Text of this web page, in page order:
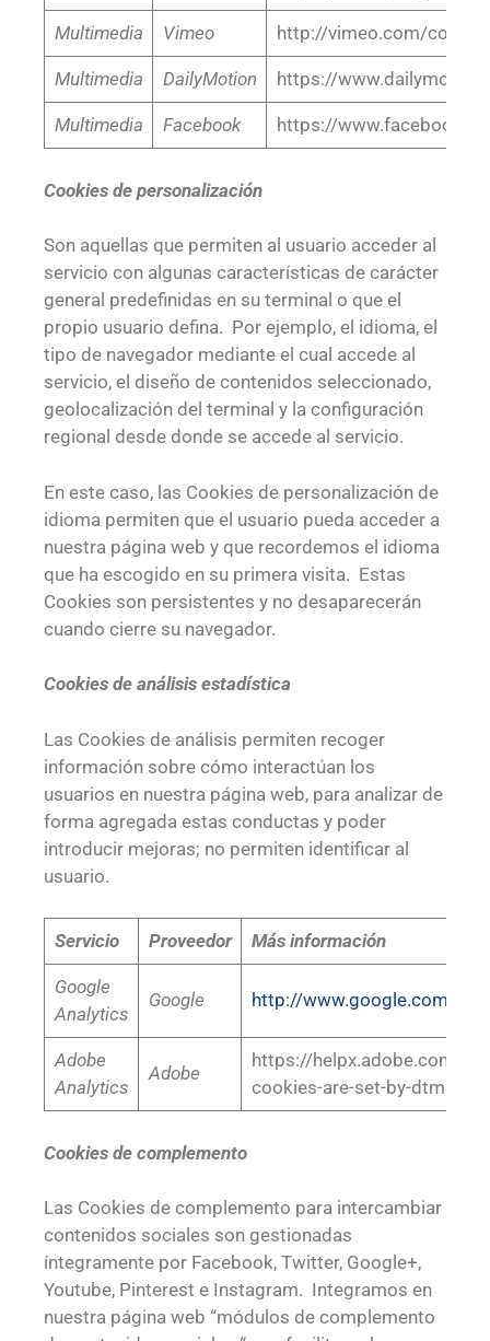
Multimedia Vimeo http://vimeo.com/
Multimedia DailyMotion https://
Multimedia Facebook https://
Cookies de personalización
Son aquellas que permiten al usuario acceder al
servicio con algunas características de carácter
general predefinidas en su terminal o que el
propio usuario defina. Por ejemplo, el idioma, el
tipo de navegador mediante el cual accede al
servicio, el diseño de contenidos seleccionado,
geolocalización del terminal y la configuración
regional desde donde se accede al servicio.
En este caso, las Cookies de personalización de
idioma permiten que el usuario pueda acceder a
nuestra página web y que recordemos el idioma
que ha escogido en su primera visita. Estas
Cookies son persistentes y no desaparecerán
cuando cierre su navegador.
Cookies de análisis estadística
Las Cookies de análisis permiten recoger
información sobre cómo interactúan los
usuarios en nuestra página web, para analizar de
forma agregada estas conductas y poder
introducir mejoras; no permiten identificar al
usuario.
Servicio Proveedor Más información
Google
Analytics
Google http://www.google.com/
Adobe
Analytics
Adobe
https://helpx.adobe.com/
cookies-are-set-by-dtm.html
Cookies de complemento
Las Cookies de complemento para intercambiar
contenidos sociales son gestionadas
íntegramente por Facebook, Twitter, Google+,
Youtube, Pinterest e Instagram. Integramos en
nuestra página web “módulos de complemento